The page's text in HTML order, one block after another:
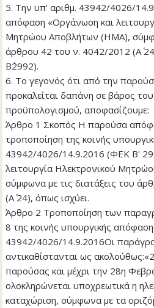
5. Την υπ' αριθμ. 43942/4026/
απόφαση «Οργάνωση και
Μητρώου Αποβλήτων (ΗΜΑ),
άρθρου 42 του ν. 4042/2012 (Α΄
Β΄2992).
6. Το γεγονός ότι από την
προκαλείται δαπάνη σε βάρος
προϋπολογισμού, αποφασίζουμε:
Άρθρο 1 Σκοπός Η παρούσα
τροποποίηση της κοινής
43942/4026/14.9.2016 (ΦΕΚ Β'
λειτουργία Ηλεκτρονικού
σύμφωνα με τις διατάξεις του
(Α΄ 24), όπως ισχύει.
Άρθρο 2 Τροποποίηση των
8 της κοινής υπουργικής
43942/4026/14.9.2016Οι
αντικαθίστανται ως
παρούσας και μέχρι την 28η
ολοκληρώνεται υποχρεωτικά η
καταχώριση, σύμφωνα με τα